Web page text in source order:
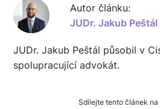
Autor článku:
JUDr. Jakub Peštál
JUDr. Jakub Peštál působil v
spolupracující advokát.
Sdílejte tento článek